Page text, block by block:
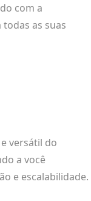
com a
as suas
versátil do
a você
e escalabilidade.